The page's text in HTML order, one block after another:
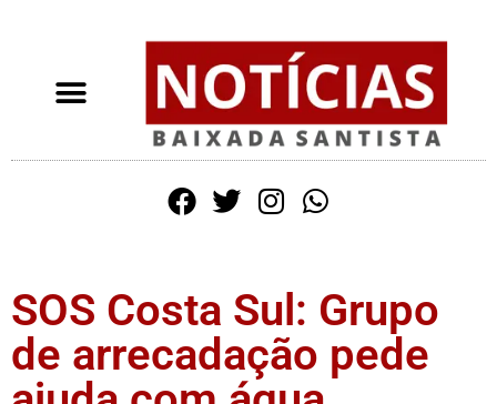
SOS Costa Sul: Grupo
de arrecadação pede